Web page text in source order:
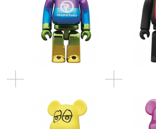
KROOKED
SKATEBOARDS by
Mark Gonzales 400％
BE＠